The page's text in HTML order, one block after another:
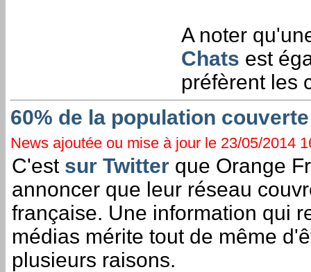
A noter
Chats est
préfèrent les
60% de la population
News ajoutée ou mise à jour le 23/05/2014
C'est sur Twitter que Orange
annoncer que leur réseau
française. Une information qui
médias mérite tout de même
plusieurs raisons.